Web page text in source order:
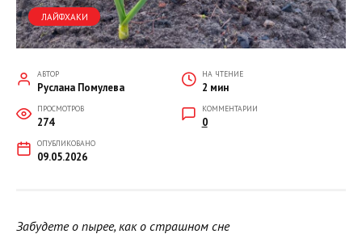
ЛАЙФХАКИ
АВТОР
Руслана Помулева
НА ЧТЕНИЕ
2 мин
ПРОСМОТРОВ
274
КОММЕНТАРИИ
0
ОПУБЛИКОВАНО
09.05.2026
Забудете о пырее, как о страшном сне